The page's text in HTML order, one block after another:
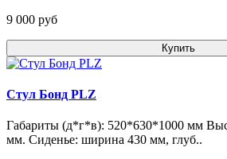
9 000 pуб
Купить
Стул Бонд PLZ
Габариты (д*г*в): 520*630*1000 мм
мм. Сиденье: ширина 430 мм, глуб..